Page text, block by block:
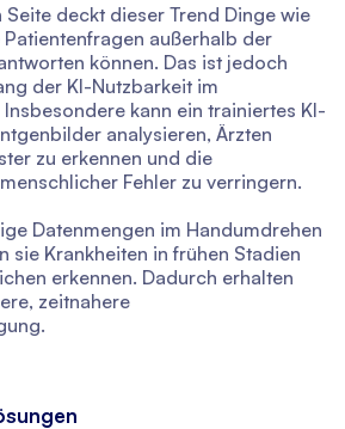
deckt dieser Trend Dinge wie
außerhalb der
können. Das ist jedoch
der KI-Nutzbarkeit im
kann ein trainiertes KI-
analysieren, Ärzten
zu erkennen und die
Fehler zu verringern.
Datenmengen im Handumdrehen
sie Krankheiten in frühen Stadien
erkennen. Dadurch erhalten
zeitnahere